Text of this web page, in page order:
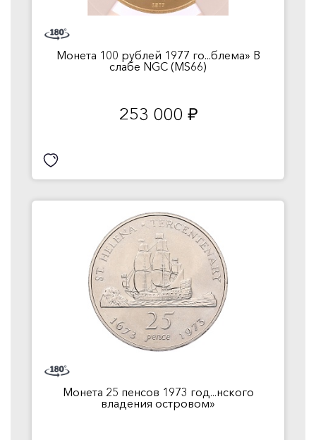
Монета 100 рублей 1977 го...блема» В
слабе NGC (MS66)
253 000 руб.
Монета 25 пенсов 1973 год...нского
владения островом»